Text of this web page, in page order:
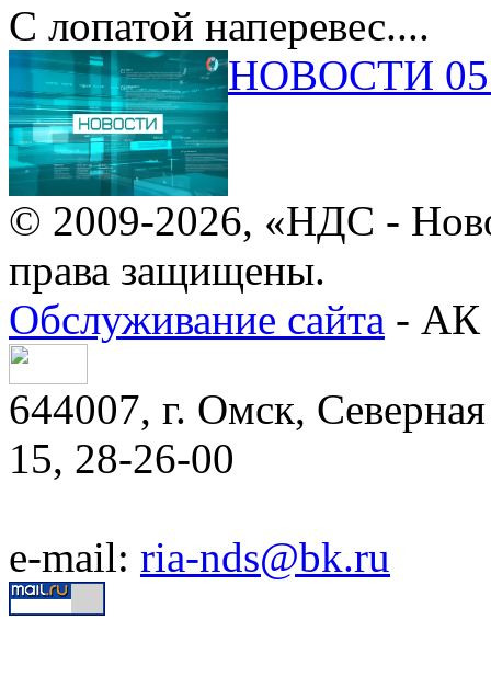
С лопатой наперевес....
НОВОСТИ
© 2009-2026, «НДС -
права защищены.
Обслуживание сайта - АК
644007, г. Омск,
15, 28-26-00
e-mail: ria-nds@bk.ru